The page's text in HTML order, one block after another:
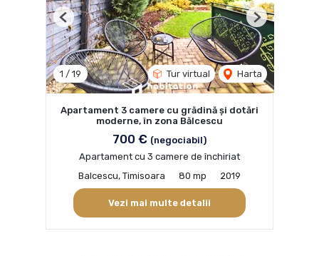
1 / 19 Tur virtual Harta
Previous Next
Apartament 3 camere cu grădină și dotări
moderne, în zona Bălcescu
700 € (negociabil)
Apartament cu 3 camere de închiriat
Balcescu, Timisoara
80 mp 2019
Vezi mai multe detalii